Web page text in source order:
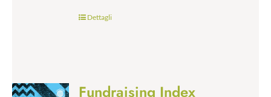
Dettagli
Fundraising Index